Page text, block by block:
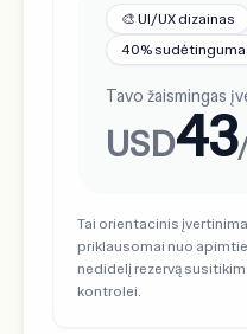
🎨 UI/UX dizainas
40%
Tavo žaismingas
USD43
Tai orientacinis
priklausomai nuo
nedidelį rezervą
kontrolei.